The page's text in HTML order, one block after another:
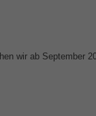
wir ab September